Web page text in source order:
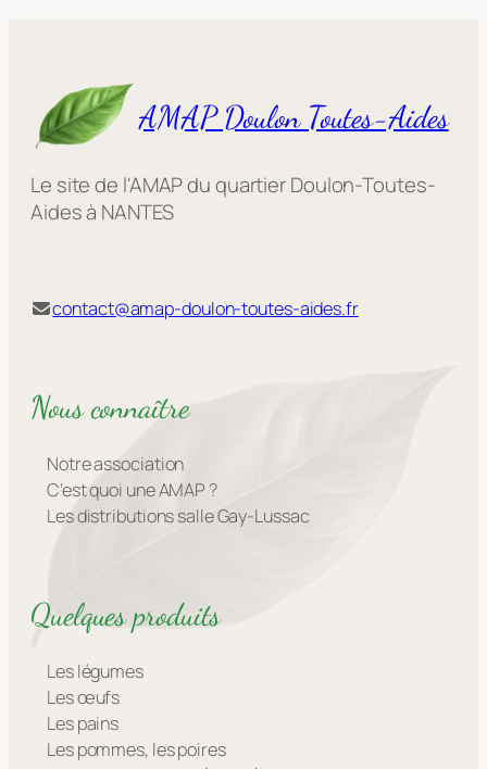
AMAP Doulon Toutes-Aides
Le site de l'AMAP du quartier Doulon-Toutes-
Aides à NANTES
contact@amap-doulon-toutes-aides.fr
Nous connaître
Notre association
C’est quoi une AMAP ?
Les distributions salle Gay-Lussac
Quelques produits
Les légumes
Les œufs
Les pains
Les pommes, les poires